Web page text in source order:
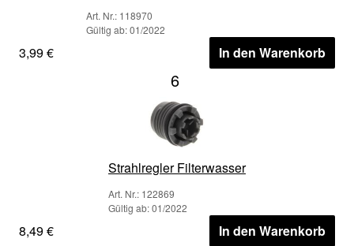
Art. Nr.: 118970
Gültig ab: 01/2022
3,99 € In den Warenkorb
6
Strahlregler Filterwasser
Art. Nr.: 122869
Gültig ab: 01/2022
8,49 € In den Warenkorb